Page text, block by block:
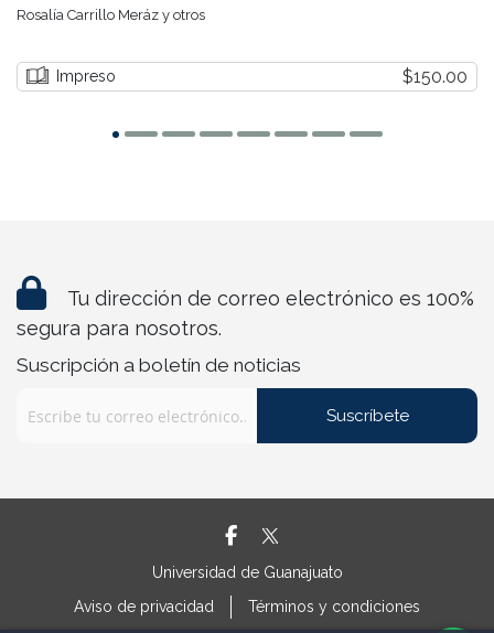
Rosalía Carrillo Meráz y otros
Impreso $150.00
Tu dirección de correo electrónico es 100%
segura para nosotros.
Suscripción a boletín de noticias
Suscríbete
Universidad de Guanajuato
Aviso de privacidad
Términos y condiciones